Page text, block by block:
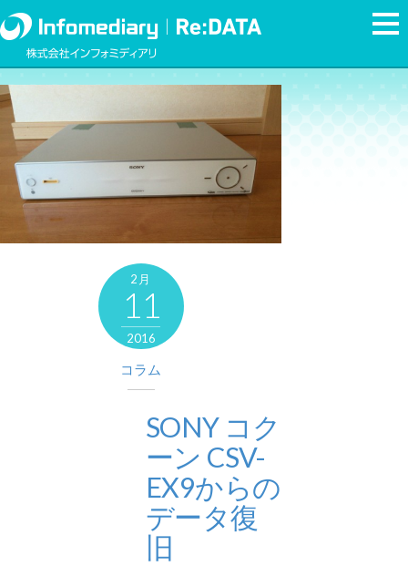
2月
11
2016
コラム
SONY コク
ーン CSV-
EX9からの
データ復
旧